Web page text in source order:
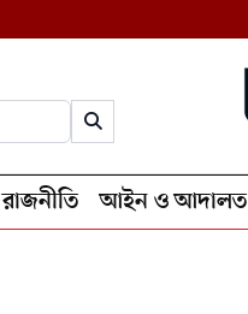
রাজনীতি আইন ও আদালত